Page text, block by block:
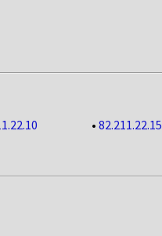
• 82.211.22.15